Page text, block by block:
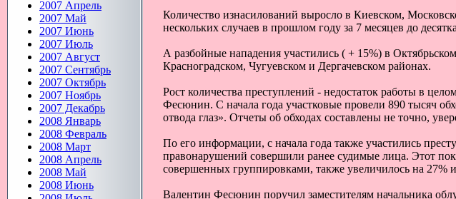
2007 Апрель
2007 Май
2007 Июнь
2007 Июль
2007 Август
2007 Сентябрь
2007 Октябрь
2007 Ноябрь
2007 Декабрь
2008 Январь
2008 Февраль
2008 Март
2008 Апрель
2008 Май
2008 Июнь
Количество изнасилований выросло в Киевском,
нескольких случаев в прошлом году за 7 месяцев до
А разбойные нападения участились ( + 15%) в
Красноградском, Чугуевском и Дергачевском районах.
Рост количества преступлений - недостаток работы в
Фесюнин. С начала года участковые провели 890 тысяч
отвода глаз». Отчеты об обходах составлены не точно,
По его информации, с начала года также участились
правонарушений совершили ранее судимые лица. Этот
совершенных группировками, также увеличилось на 27%
Валентин Фесюнин поручил заместителям начальника